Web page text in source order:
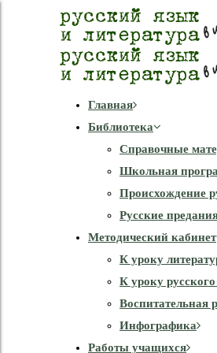
Главная
Библиотека
Справочные
Школьная
Происхождение
Русские
Методический кабинет
К уроку
К уроку
Воспитательная
Инфографика
Работы учащихся